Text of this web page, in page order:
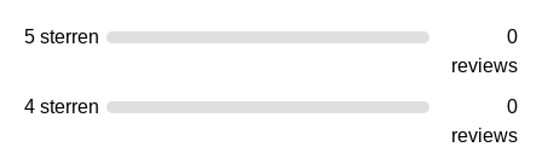
5 sterren
0
reviews
4 sterren
0
reviews